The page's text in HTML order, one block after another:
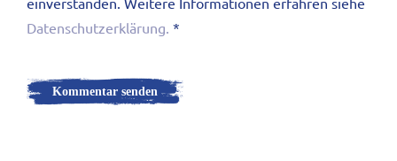
Datenschutzerklärung. *